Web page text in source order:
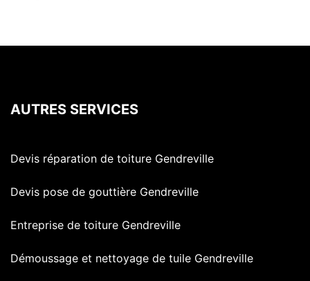
AUTRES SERVICES
Devis réparation de toiture Gendreville
Devis pose de gouttière Gendreville
Entreprise de toiture Gendreville
Démoussage et nettoyage de tuile Gendreville